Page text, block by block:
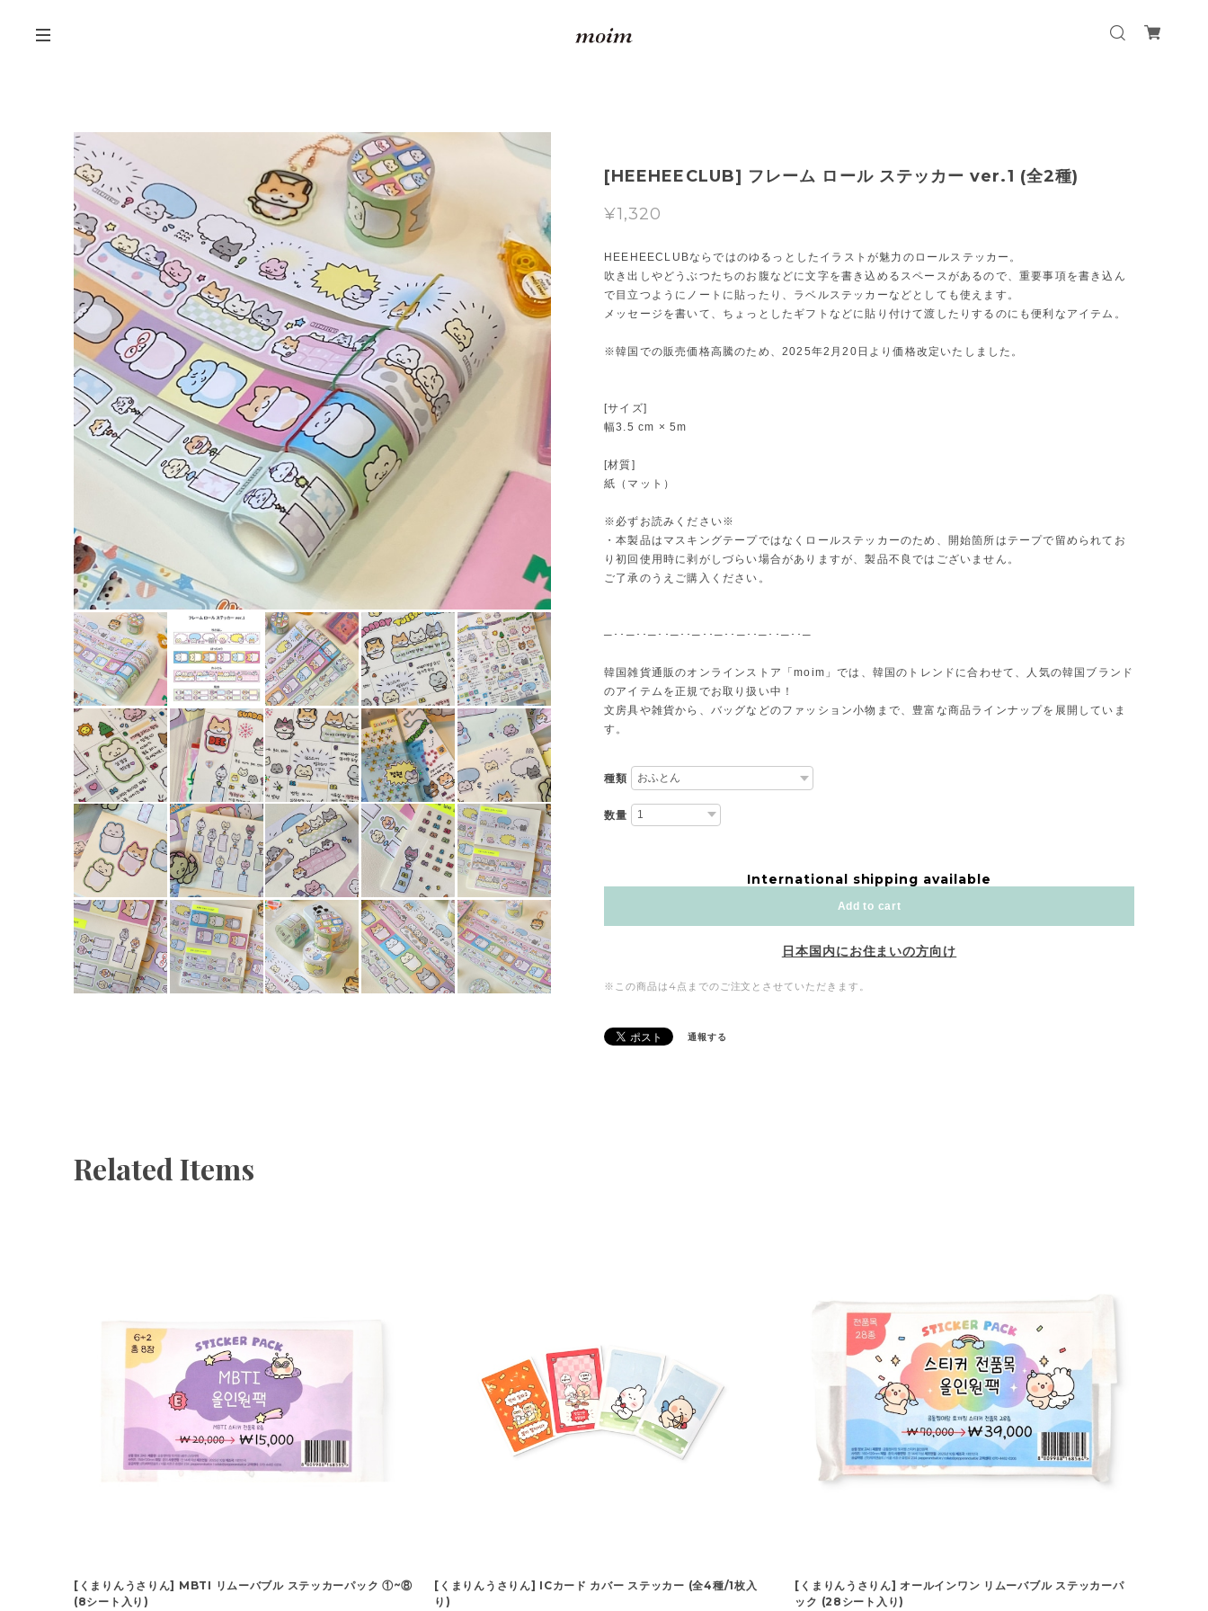
[HEEHEECLUB] フレーム ロール ステッカー ver.1 (全2種)
¥1,320
HEEHEECLUBならではのゆるっとしたイラストが魅力のロールステッカー。
吹き出しやどうぶつたちのお腹などに文字を書き込めるスペースがあるので、重要事項を書き込ん
で目立つようにノートに貼ったり、ラベルステッカーなどとしても使えます。
メッセージを書いて、ちょっとしたギフトなどに貼り付けて渡したりするのにも便利なアイテム。
※韓国での販売価格高騰のため、2025年2月20日より価格改定いたしました。
[サイズ]
幅3.5 cm × 5m
[材質]
紙（マット）
※必ずお読みください※
・本製品はマスキングテープではなくロールステッカーのため、開始箇所はテープで留められてお
り初回使用時に剥がしづらい場合がありますが、製品不良ではございません。
ご了承のうえご購入ください。
─･･─･･─･･─･･─･･─･･─･･─･･─･･─
韓国雑貨通販のオンラインストア「moim」では、韓国のトレンドに合わせて、人気の韓国ブランド
のアイテムを正規でお取り扱い中！
文房具や雑貨から、バッグなどのファッション小物まで、豊富な商品ラインナップを展開していま
す。
種類
数量
International shipping available
Add to cart
日本国内にお住まいの方向け
※この商品は4点までのご注文とさせていただきます。
通報する
Related Items
[くまりんうさりん] MBTI リムーバブル ステッカーパック ①~⑧
(8シート入り)
[くまりんうさりん] ICカード カバー ステッカー (全4種/1枚入
り)
[くまりんうさりん] オールインワン リムーバブル ステッカーパ
ック (28シート入り)